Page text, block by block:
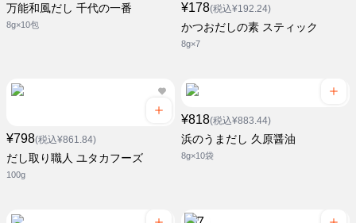
万能和風だし 千代の一番
8g×10包
¥178(税込¥192.24)
かつおだしの素 スティック
8g×7
¥798(税込¥861.84)
だし取り職人 ユタカフーズ
100g
¥818(税込¥883.44)
浜のうまだし 久原醤油
8g×10袋